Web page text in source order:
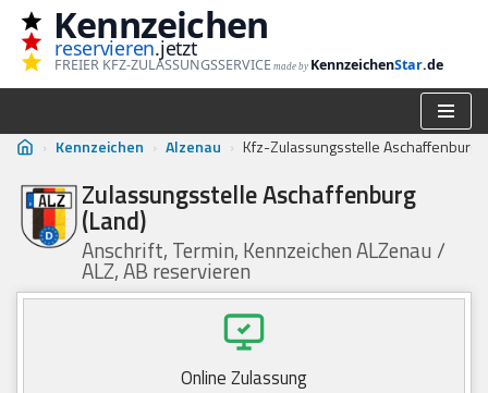
Zum
Inhalt
Kennzeichen
reservieren.jetzt
FREIER KFZ-ZULASSUNGSSERVICE made by KennzeichenStar.de
› Kennzeichen › Alzenau › Kfz-Zulassungsstelle Aschaffenburg
Zulassungsstelle Aschaffenburg
(Land)
Anschrift, Termin, Kennzeichen ALZenau /
ALZ, AB reservieren
Online Zulassung